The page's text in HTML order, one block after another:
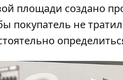
площади создано
покупатель не